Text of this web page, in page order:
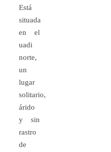
Está
situada
en el
uadi
norte,
un
lugar
solitario,
árido
y sin
rastro
de